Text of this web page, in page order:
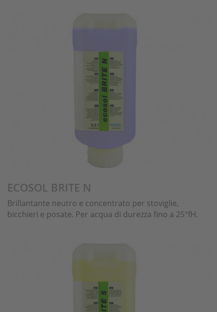
ECOSOL BRITE N
Brillantante neutro e concentrato per stoviglie,
bicchieri e posate. Per acqua di durezza fino a 25°fH.